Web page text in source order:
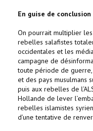
En guise de conclusion
On pourrait multiplier
rebelles salafistes
occidentales et les
campagne de
toute période de
et des pays musulmans
puis aux rebelles de
Hollande de lever
rebelles islamistes
d’une tentative de